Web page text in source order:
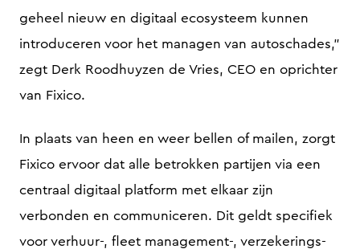
geheel nieuw en digitaal ecosysteem kunnen
introduceren voor het managen van autoschades,”
zegt Derk Roodhuyzen de Vries, CEO en oprichter
van Fixico.
In plaats van heen en weer bellen of mailen, zorgt
Fixico ervoor dat alle betrokken partijen via een
centraal digitaal platform met elkaar zijn
verbonden en communiceren. Dit geldt specifiek
voor verhuur-, fleet management-, verzekerings-